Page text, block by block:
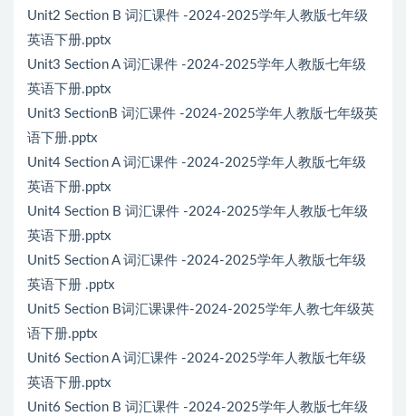
Unit2 Section B 词汇课件 -2024-2025学年人教版七年级
英语下册.pptx
Unit3 Section A 词汇课件 -2024-2025学年人教版七年级
英语下册.pptx
Unit3 SectionB 词汇课件 -2024-2025学年人教版七年级英
语下册.pptx
Unit4 Section A 词汇课件 -2024-2025学年人教版七年级
英语下册.pptx
Unit4 Section B 词汇课件 -2024-2025学年人教版七年级
英语下册.pptx
Unit5 Section A 词汇课件 -2024-2025学年人教版七年级
英语下册 .pptx
Unit5 Section B词汇课课件-2024-2025学年人教七年级英
语下册.pptx
Unit6 Section A 词汇课件 -2024-2025学年人教版七年级
英语下册.pptx
Unit6 Section B 词汇课件 -2024-2025学年人教版七年级